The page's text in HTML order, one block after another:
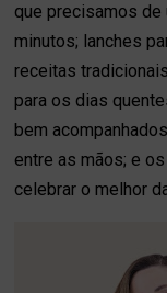
que precisamos de
minutos; lanches
receitas
para os dias
bem
entre as mãos; e
celebrar o melhor